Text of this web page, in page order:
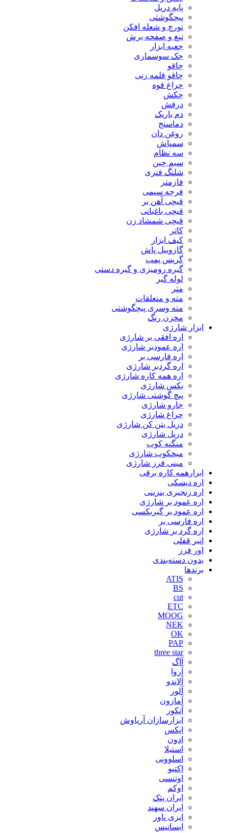
پایه دریل
پیچگوشتی
تورچ و شعله افکن
تیغ و صفحه برش
جعبه ابزار
جک سوسماری
چاقو
چاقو قلمه زنی
چراغ قوه
چکش
درفش
دم باریک
دماسنج
روغن دان
سمپاش
سه نظام
سیم چین
شلنگ فنری
فازمتر
فرچه سیمی
قیچی آهن بر
قیچی باغبانی
قیچی شمشاد زن
کاتر
کیف ابزار
گازوییل پاش
گریس پمپ
گیره رومیزی و گیره دستی
لوله گیر
متر
مته و متعلقات
مته وسری پیچگوشتی
مخزن رنگ
ابزار شارژی
اره افقی بر شارژی
اره عمودبر شارژی
اره فارسی بر
اره گردبر شارژی
اره همه کاره شارژی
بکس شارژی
پیچ گوشتی شارژی
جارو شارژی
چراغ شارژی
دریل بتن کن شارژی
دریل شارژی
منگنه کوب
میخکوب شارژی
مینی فرز شارژی
ابزارهمه کاره برقی
اره دیسکی
اره زنجیری بنزینی
اره عمود بر شارژی
اره عمود بر گیربکسی
اره فارسی بر
اره گرد بر شارژی
انبر قفلی
اور فرز
بدون دسته‌بندی
برندها
ATIS
BS
cut
ETC
MOOG
NEK
OK
PAP
three star
آاگ
آروا
آلاندو
آلور
آمازون
آنکور
ابزارسازان آریاوش
اپکس
ادون
استیلا
اسلوونی
اکتیو
اوتنسی
اوکم
ایران پتک
ایران سهند
ایزی پاور
ایساتیس